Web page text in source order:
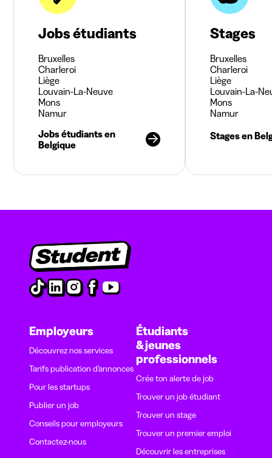
Jobs étudiants
Bruxelles
Charleroi
Liège
Louvain-La-Neuve
Mons
Namur
Jobs étudiants en
Belgique
Stages
Bruxelles
Charleroi
Liège
Louvain-La-
Mons
Namur
Stages en
Employeurs
Découvrez nos services
Tarifs publication d’annonces
Pour les startups
Publier un job
Conseils pour employeurs
Contactez-nous
Étudiants
& jeunes
professionnels
Crée ton alerte de job
Trouver un job étudiant
Trouver un stage
Trouver un premier emploi
Découvrir les entreprises